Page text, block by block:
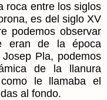
roca entre los siglos
es del siglo XV
podemos observar
eran de la época
Pla, podemos
de la llanura
le llamaba el
al fondo.